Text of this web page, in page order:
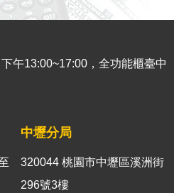
午13:00~17:00，全功能櫃臺中
中壢分局
320044 桃園市中壢區溪洲街
296號3樓